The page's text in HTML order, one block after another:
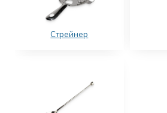
Стрейнер